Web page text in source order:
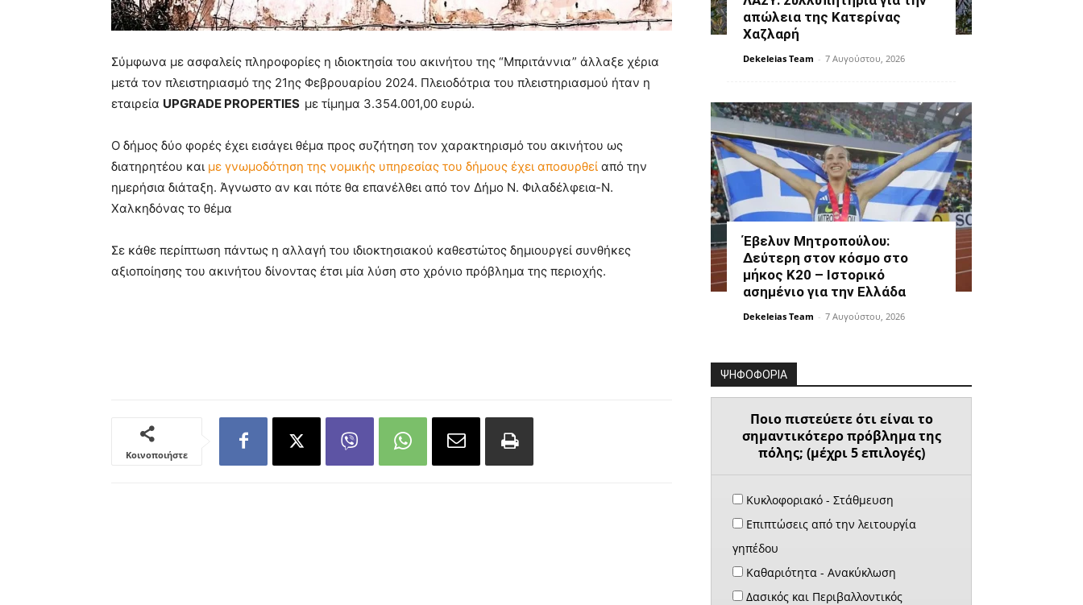
Σύμφωνα με ασφαλείς πληροφορίες η ιδιοκτησία του ακινήτου της “Μπριτάννια” άλλαξε χέρια
μετά τον πλειστηριασμό της 21ης Φεβρουαρίου 2024. Πλειοδότρια του πλειστηριασμού ήταν η
εταιρεία UPGRADE PROPERTIES με τίμημα 3.354.001,00 ευρώ.
Ο δήμος δύο φορές έχει εισάγει θέμα προς συζήτηση τον χαρακτηρισμό του ακινήτου ως
διατηρητέου και με γνωμοδότηση της νομικής υπηρεσίας του δήμους έχει αποσυρθεί από την
ημερήσια διάταξη. Άγνωστο αν και πότε θα επανέλθει από τον Δήμο Ν. Φιλαδέλφεια-Ν.
Χαλκηδόνας το θέμα
Σε κάθε περίπτωση πάντως η αλλαγή του ιδιοκτησιακού καθεστώτος δημιουργεί συνθήκες
αξιοποίησης του ακινήτου δίνοντας έτσι μία λύση στο χρόνιο πρόβλημα της περιοχής.
Κοινοποιήστε
απώλεια της Κατερίνας
Χαζλαρή
Dekeleias Team - 7 Αυγούστου, 2026
Έβελυν Μητροπούλου:
Δεύτερη στον κόσμο στο
μήκος Κ20 – Ιστορικό
ασημένιο για την Ελλάδα
Dekeleias Team - 7 Αυγούστου, 2026
ΨΗΦΟΦΟΡΙΑ
Ποιο πιστεύετε ότι είναι το
σημαντικότερο πρόβλημα της
πόλης; (μέχρι 5 επιλογές)
Κυκλοφοριακό - Στάθμευση
Επιπτώσεις από την λειτουργία
γηπέδου
Καθαριότητα - Ανακύκλωση
Δασικός και Περιβαλλοντικός